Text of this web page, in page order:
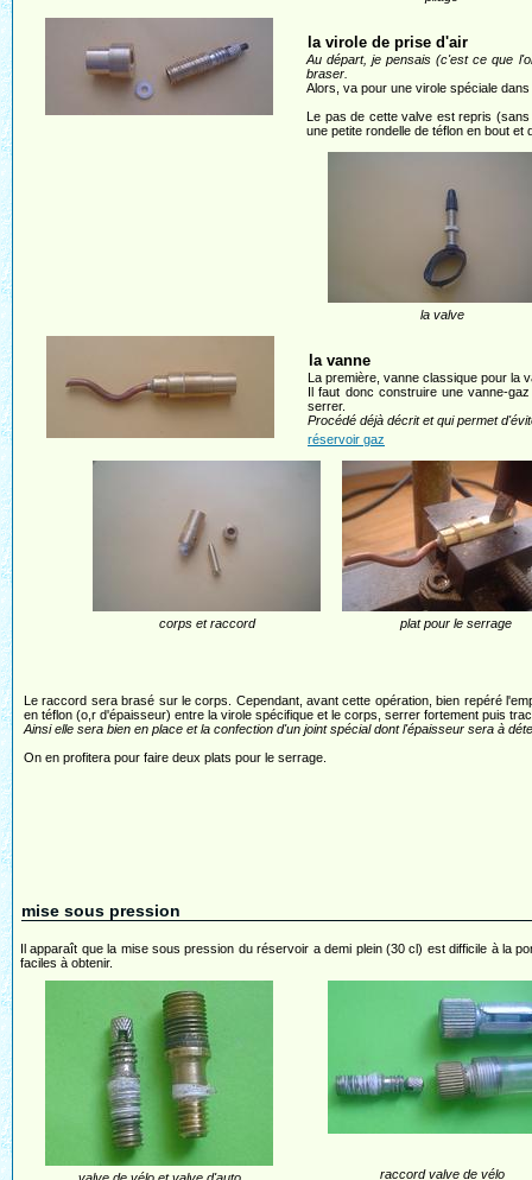
la virole de prise d'air
Au départ, je pensais (c'est ce que
braser.
Alors, va pour une virole spéciale
Le pas de cette valve est repris
une petite rondelle de téflon en bout et
la valve
la vanne
La première, vanne classique pour la
Il faut donc construire une vanne-
serrer.
Procédé déjà décrit et qui permet
réservoir gaz
corps et raccord plat pour le serrage
Le raccord sera brasé sur le corps. Cependant, avant cette opération, bien repéré
en téflon (o,r d'épaisseur) entre la virole spécifique et le corps, serrer fortement puis
Ainsi elle sera bien en place et la confection d'un joint spécial dont l'épaisseur sera à
On en profitera pour faire deux plats pour le serrage.
mise sous pression
Il apparaît que la mise sous pression du réservoir a demi plein (30 cl) est difficile à la
faciles à obtenir.
raccord valve de vélo